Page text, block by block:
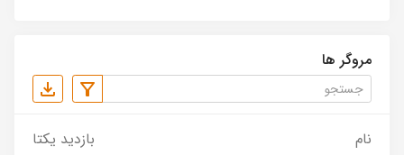
مروگر ها
نام بازدید یکتا